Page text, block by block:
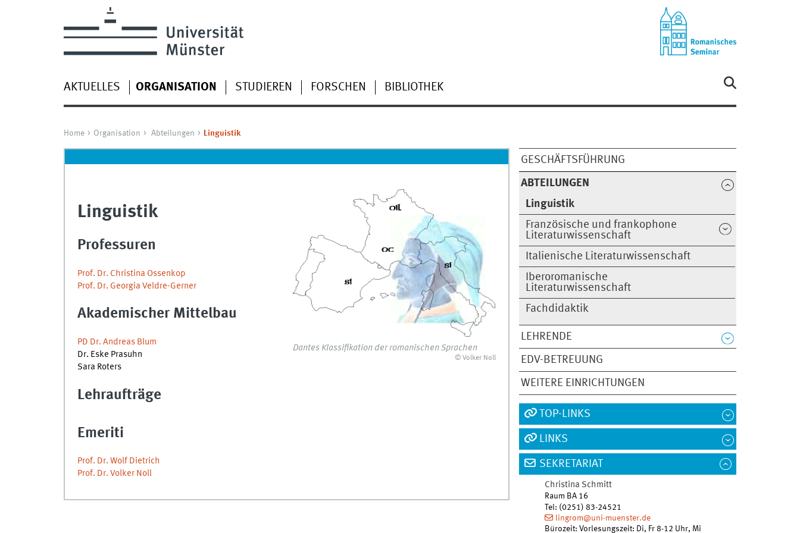
AKTUELLES ORGANISATION STUDIEREN FORSCHEN BIBLIOTHEK
Home Organisation Abteilungen Linguistik
GESCHÄFTSFÜHRUNG
ABTEILUNGEN
Linguistik
Französische und frankophone
Literaturwissenschaft
Italienische Literaturwissenschaft
Iberoromanische
Literaturwissenschaft
Fachdidaktik
LEHRENDE
EDV-BETREUUNG
WEITERE EINRICHTUNGEN
Dantes Klassifikation der romanischen Sprachen
© Volker Noll
Linguistik
Professuren
Prof. Dr. Christina Ossenkop
Prof. Dr. Georgia Veldre-Gerner
Akademischer Mittelbau
PD Dr. Andreas Blum
Dr. Eske Prasuhn
Sara Roters
Lehraufträge
Emeriti
Prof. Dr. Wolf Dietrich
Prof. Dr. Volker Noll
TOP-LINKS
LINKS
SEKRETARIAT
Christina Schmitt
Raum BA 16
Tel: (0251) 83-24521
lingrom@uni-muenster.de
Bürozeit: Vorlesungszeit: Di, Fr 8-12 Uhr, Mi